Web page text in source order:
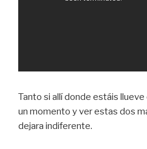
Tanto si allí donde estáis
un momento y ver estas dos
dejara indiferente.